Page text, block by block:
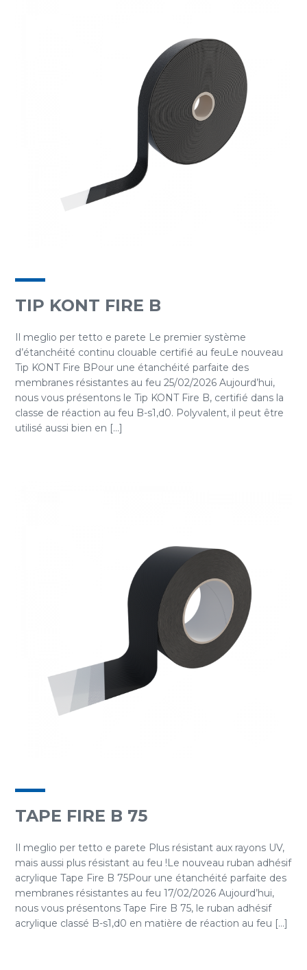
TIP KONT FIRE B
Il meglio per tetto e parete Le premier système
d’étanchéité continu clouable certifié au feuLe nouveau
Tip KONT Fire BPour une étanchéité parfaite des
membranes résistantes au feu 25/02/2026 Aujourd’hui,
nous vous présentons le Tip KONT Fire B, certifié dans la
classe de réaction au feu B-s1,d0. Polyvalent, il peut être
utilisé aussi bien en [...]
TAPE FIRE B 75
Il meglio per tetto e parete Plus résistant aux rayons UV,
mais aussi plus résistant au feu !Le nouveau ruban adhésif
acrylique Tape Fire B 75Pour une étanchéité parfaite des
membranes résistantes au feu 17/02/2026 Aujourd’hui,
nous vous présentons Tape Fire B 75, le ruban adhésif
acrylique classé B-s1,d0 en matière de réaction au feu [...]